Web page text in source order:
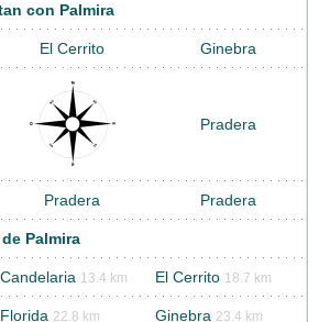
con Palmira
El Cerrito Ginebra
Pradera
Pradera Pradera
Palmira
Candelaria 13.4 km El Cerrito 18.7 km
Florida 22.8 km Ginebra 23.4 km